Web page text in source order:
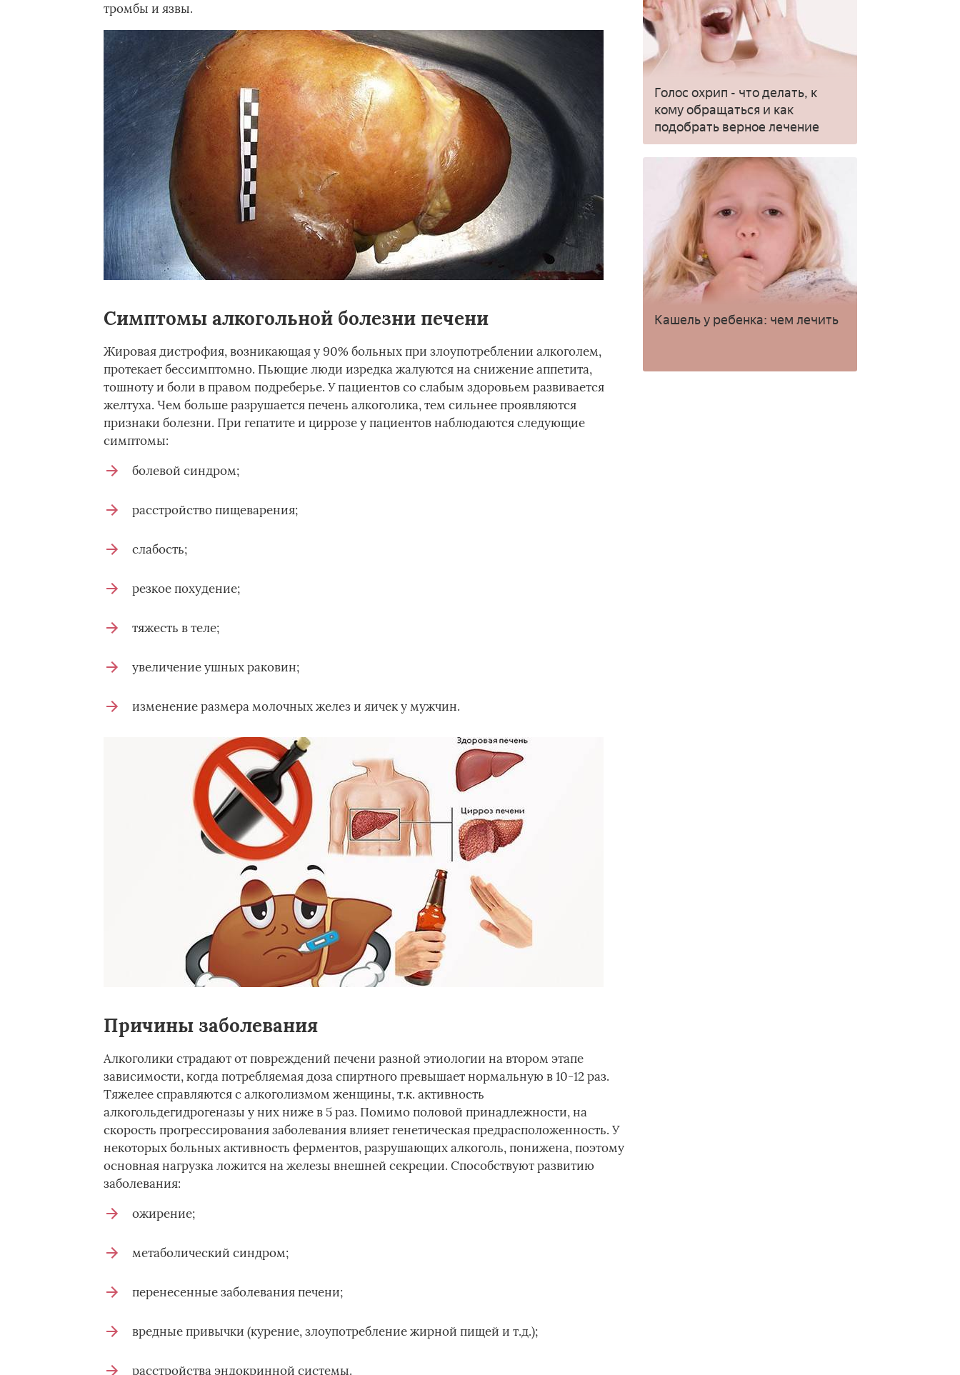
тромбы и язвы.
Симптомы алкогольной болезни печени
Жировая дистрофия, возникающая у 90% больных при злоупотреблении алкоголем,
протекает бессимптомно. Пьющие люди изредка жалуются на снижение аппетита,
тошноту и боли в правом подреберье. У пациентов со слабым здоровьем развивается
желтуха. Чем больше разрушается печень алкоголика, тем сильнее проявляются
признаки болезни. При гепатите и циррозе у пациентов наблюдаются следующие
симптомы:
болевой синдром;
расстройство пищеварения;
слабость;
резкое похудение;
тяжесть в теле;
увеличение ушных раковин;
изменение размера молочных желез и яичек у мужчин.
Причины заболевания
Алкоголики страдают от повреждений печени разной этиологии на втором этапе
зависимости, когда потребляемая доза спиртного превышает нормальную в 10-12 раз.
Тяжелее справляются с алкоголизмом женщины, т.к. активность
алкогольдегидрогеназы у них ниже в 5 раз. Помимо половой принадлежности, на
скорость прогрессирования заболевания влияет генетическая предрасположенность. У
некоторых больных активность ферментов, разрушающих алкоголь, понижена, поэтому
основная нагрузка ложится на железы внешней секреции. Способствуют развитию
заболевания:
ожирение;
метаболический синдром;
перенесенные заболевания печени;
вредные привычки (курение, злоупотребление жирной пищей и т.д.);
расстройства эндокринной системы.
Голос охрип - что делать, к
кому обращаться и как
подобрать верное лечение
Кашель у ребенка: чем лечить